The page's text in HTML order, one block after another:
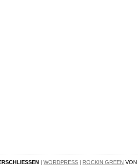
|WORDPRESS | ROCKIN GREEN